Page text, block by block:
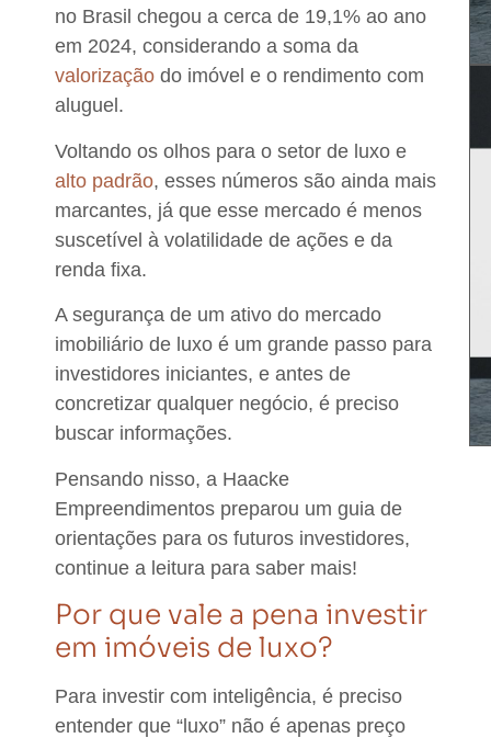
no Brasil chegou a cerca de 19,1% ao ano
em 2024, considerando a soma da
valorização do imóvel e o rendimento com
aluguel.
Voltando os olhos para o setor de luxo e
alto padrão, esses números são ainda mais
marcantes, já que esse mercado é menos
suscetível à volatilidade de ações e da
renda fixa.
A segurança de um ativo do mercado
imobiliário de luxo é um grande passo para
investidores iniciantes, e antes de
concretizar qualquer negócio, é preciso
buscar informações.
Pensando nisso, a Haacke
Empreendimentos preparou um guia de
orientações para os futuros investidores,
continue a leitura para saber mais!
Por que vale a pena investir
em imóveis de luxo?
Para investir com inteligência, é preciso
entender que “luxo” não é apenas preço